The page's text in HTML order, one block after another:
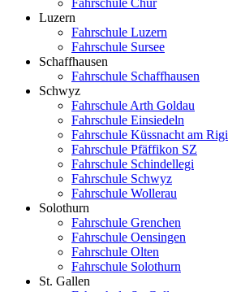
Luzern
Fahrschule Luzern
Fahrschule Sursee
Schaffhausen
Fahrschule Schaffhausen
Schwyz
Fahrschule Arth Goldau
Fahrschule Einsiedeln
Fahrschule Küssnacht am Rigi
Fahrschule Pfäffikon SZ
Fahrschule Schindellegi
Fahrschule Schwyz
Fahrschule Wollerau
Solothurn
Fahrschule Grenchen
Fahrschule Oensingen
Fahrschule Olten
Fahrschule Solothurn
St. Gallen